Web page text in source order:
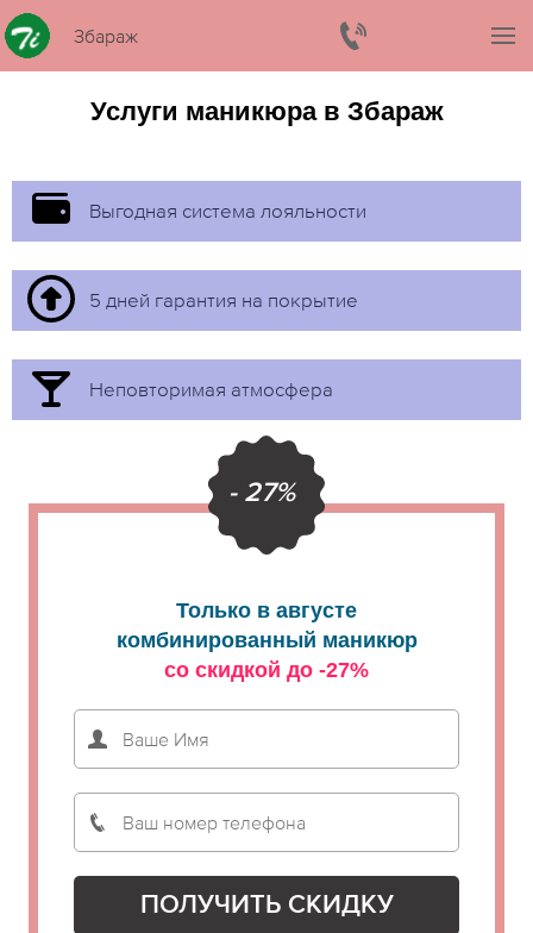
Збараж
Услуги маникюра в Збараж
Выгодная система лояльности
5 дней гарантия на покрытие
Неповторимая атмосфера
- 27%
Только в августе
комбинированный маникюр
со скидкой до -27%